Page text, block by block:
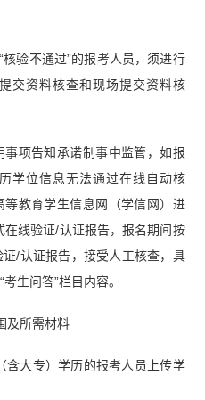
验不通过”的报考人员，须进行
交资料核查和现场提交资料核
项告知承诺制事中监管，如报
学位信息无法通过在线自动核
教育学生信息网（学信网）进
线验证/认证报告，报名期间按
/认证报告，接受人工核查，具
生问答”栏目内容。
及所需材料
大专）学历的报考人员上传学